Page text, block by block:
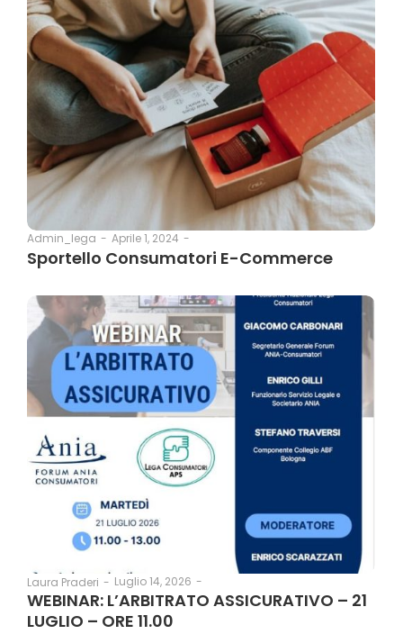
Admin_lega - Aprile 1, 2024 -
Sportello Consumatori E-Commerce
Laura Praderi - Luglio 14, 2026 -
WEBINAR: L’ARBITRATO ASSICURATIVO – 21
LUGLIO – ORE 11.00